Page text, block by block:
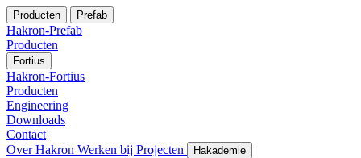
Producten Prefab
Hakron-Prefab
Producten
Fortius
Hakron-Fortius
Producten
Engineering
Downloads
Contact
Over Hakron Werken bij Projecten Hakademie